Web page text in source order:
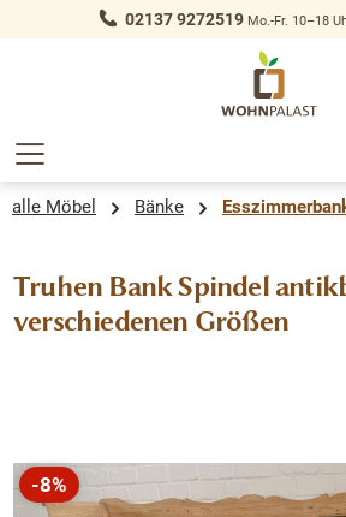
springen 02137 9272519Mo.-Fr. 10–18
alle Möbel Bänke
Truhen Bank Spindel
verschiedenen Größen
Bildergalerie überspringen
-8%
Rabatt